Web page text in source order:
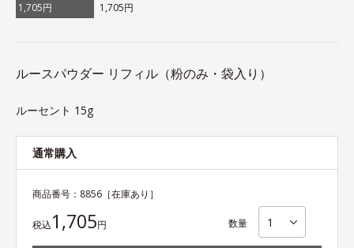
1,705円
1,705円
ルースパウダー リフィル（粉のみ・袋入り）
ルーセント 15g
通常購入
商品番号： 8856 ［在庫あり］
税込1,705円 数量